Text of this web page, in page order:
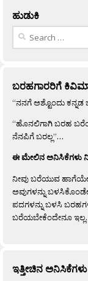
ಹುಡುಕಿ
Search
ಬರಹಗಾರರಿಗೆ
“ನನಗೆ ಅಶ್ಟೊಂದು ಕನ್ನಡ
“ಹೊನಲಿಗಾಗಿ ಬರಹ
ನೆನಪಿಗೆ ಬರಲ್ಲ”…
ಈ ಮೇಲಿನ ಅನಿಸಿಕೆಗಳು
ನೀವು ಬರೆಯುವ
ಅವುಗಳನ್ನು
ಪದಗಳನ್ನು ಬಳಸಿ
ಬರೆಯಬೇಕೆಂದೇನೂ ಇಲ್ಲ.
ಇತ್ತೀಚಿನ ಅನಿಸಿಕೆಗಳು